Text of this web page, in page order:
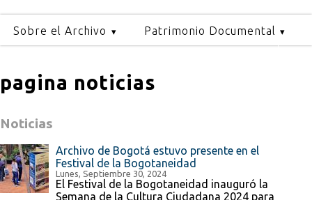
Sobre el Archivo Patrimonio Documental
pagina noticias
Noticias
Archivo de Bogotá estuvo presente en el
Festival de la Bogotaneidad
Lunes, Septiembre 30, 2024
El Festival de la Bogotaneidad inauguró la
Semana de la Cultura Ciudadana 2024 para